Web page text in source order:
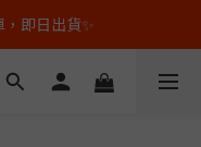
即日出貨✨
即日出貨✨
享 60% 折扣💰